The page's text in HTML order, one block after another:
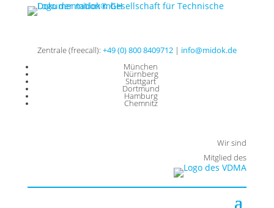
Zentrale (freecall): +49 (0) 800 8409712| info@midok.de
München
Nürnberg
Stuttgart
Dortmund
Hamburg
Chemnitz
Wir sind
Mitglied des